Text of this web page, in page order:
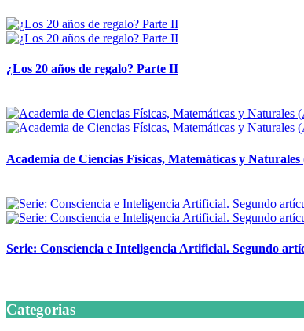
¿Los 20 años de regalo? Parte II
Academia de Ciencias Físicas, Matemáticas y
Serie: Consciencia e Inteligencia Artificial. Segundo
Categorias